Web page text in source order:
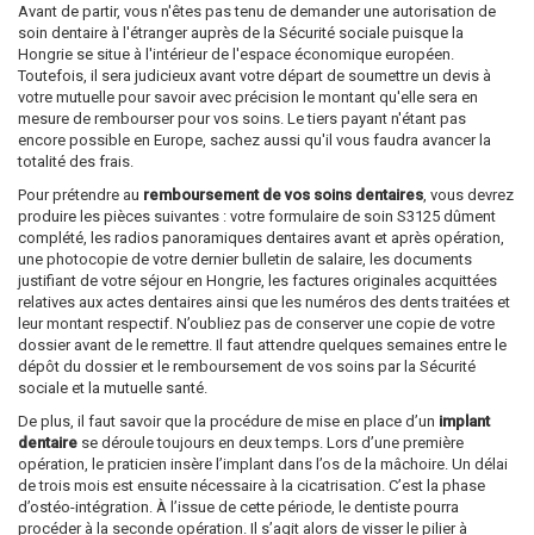
Avant de partir, vous n'êtes pas tenu de demander une autorisation de
soin dentaire à l'étranger auprès de la Sécurité sociale puisque la
Hongrie se situe à l'intérieur de l'espace économique européen.
Toutefois, il sera judicieux avant votre départ de soumettre un devis à
votre mutuelle pour savoir avec précision le montant qu'elle sera en
mesure de rembourser pour vos soins. Le tiers payant n'étant pas
encore possible en Europe, sachez aussi qu'il vous faudra avancer la
totalité des frais.
Pour prétendre au remboursement de vos soins dentaires , vous devrez
produire les pièces suivantes : votre formulaire de soin S3125 dûment
complété, les radios panoramiques dentaires avant et après opération,
une photocopie de votre dernier bulletin de salaire, les documents
justifiant de votre séjour en Hongrie, les factures originales acquittées
relatives aux actes dentaires ainsi que les numéros des dents traitées et
leur montant respectif. N’oubliez pas de conserver une copie de votre
dossier avant de le remettre. Il faut attendre quelques semaines entre le
dépôt du dossier et le remboursement de vos soins par la Sécurité
sociale et la mutuelle santé.
De plus, il faut savoir que la procédure de mise en place d’un implant
dentaire se déroule toujours en deux temps. Lors d’une première
opération, le praticien insère l’implant dans l’os de la mâchoire. Un délai
de trois mois est ensuite nécessaire à la cicatrisation. C’est la phase
d’ostéo-intégration. À l’issue de cette période, le dentiste pourra
procéder à la seconde opération. Il s’agit alors de visser le pilier à